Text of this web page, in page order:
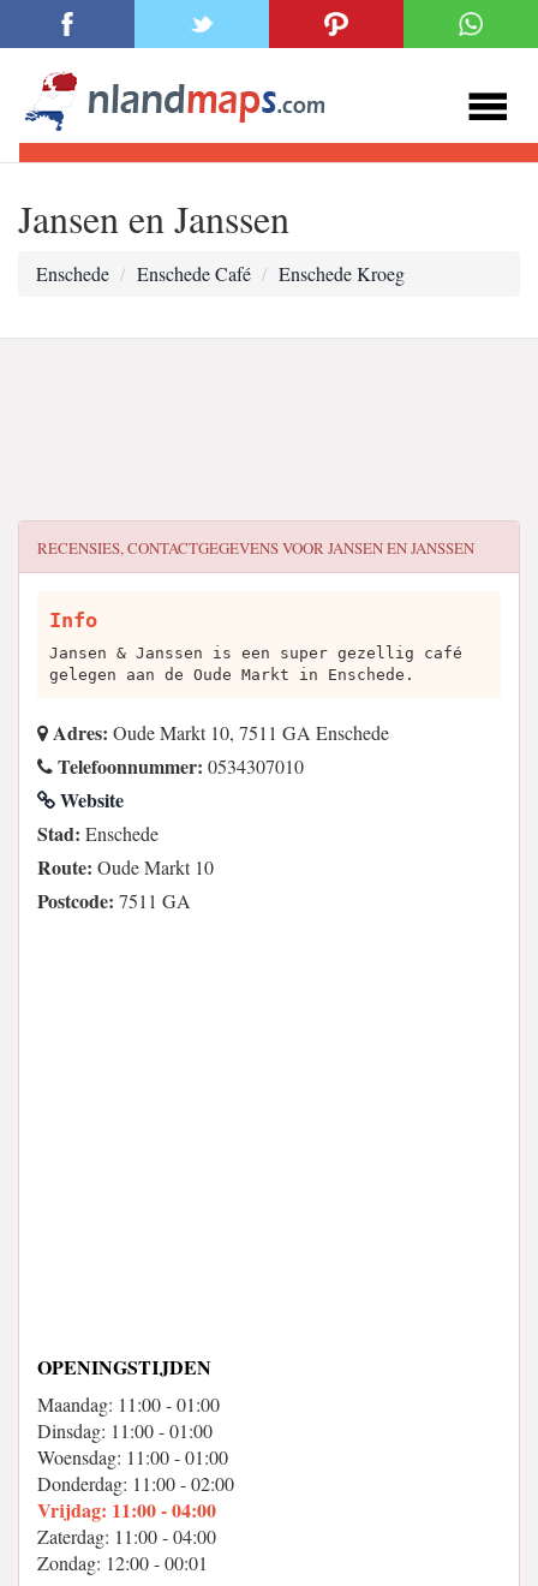
Jansen en Janssen
Enschede Enschede Café Enschede Kroeg
RECENSIES, CONTACTGEGEVENS VOORJANSEN EN JANSSEN
Info
Jansen & Janssen is een super gezellig café
gelegen aan de Oude Markt in Enschede.
Adres: Oude Markt 10, 7511 GA Enschede
Telefoonnummer: 0534307010
Website
Stad: Enschede
Route: Oude Markt 10
Postcode: 7511 GA
OPENINGSTIJDEN
Maandag: 11:00 - 01:00
Dinsdag: 11:00 - 01:00
Woensdag: 11:00 - 01:00
Donderdag: 11:00 - 02:00
Vrijdag: 11:00 - 04:00
Zaterdag: 11:00 - 04:00
Zondag: 12:00 - 00:01